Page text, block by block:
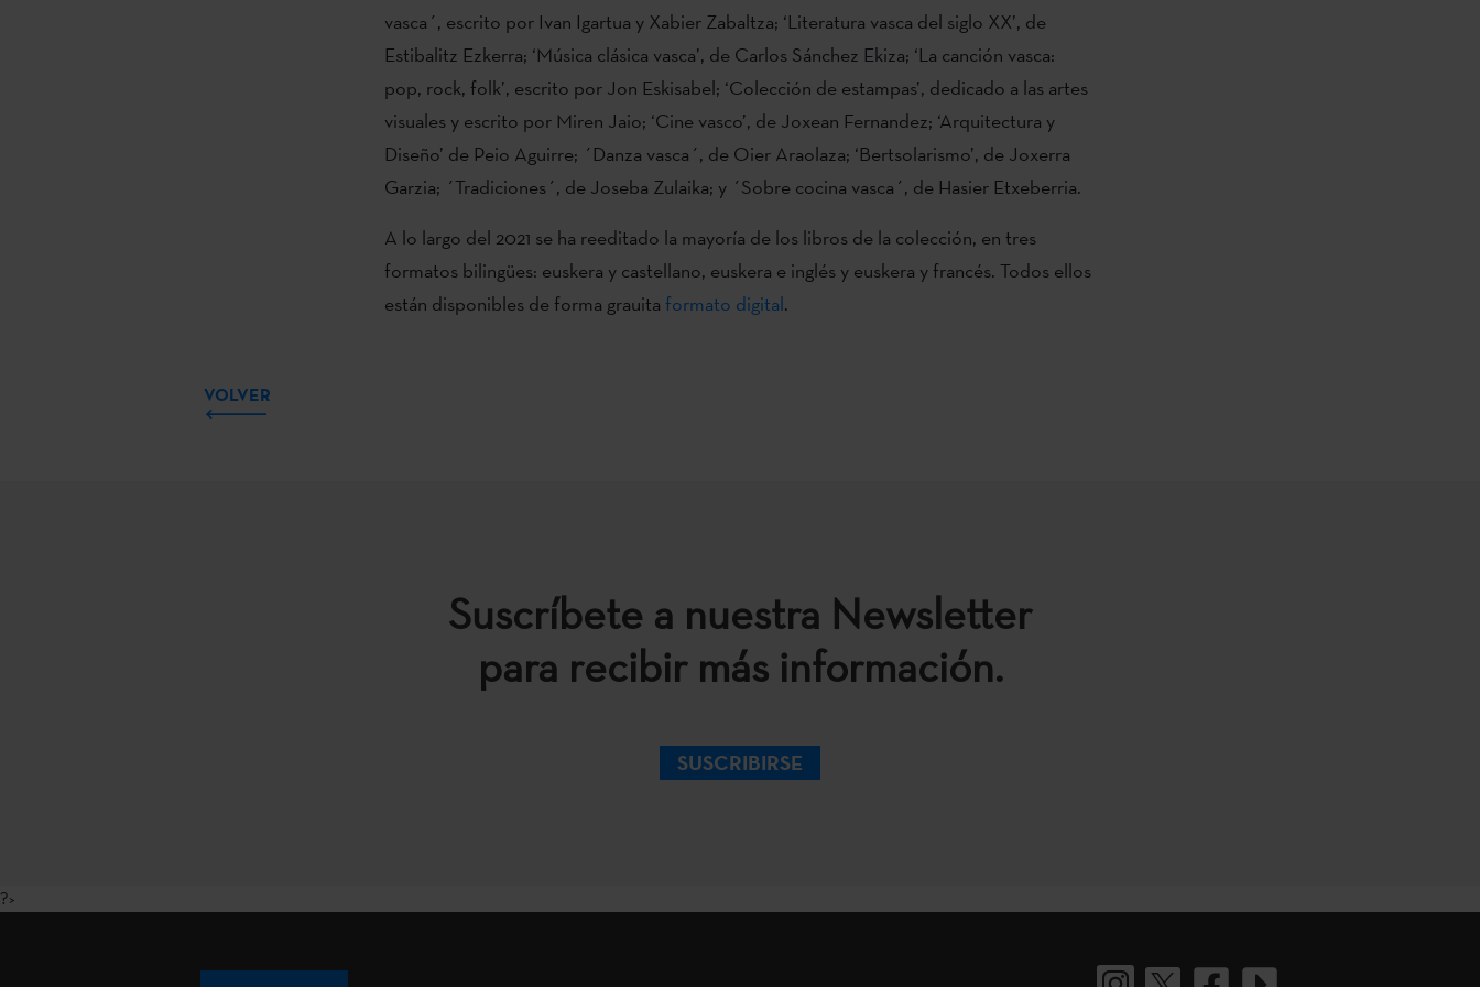
vasca´, escrito por Ivan Igartua y Xabier Zabaltza; ‘Literatura vasca del siglo XX’, de
Estibalitz Ezkerra; ‘Música clásica vasca’, de Carlos Sánchez Ekiza; ‘La canción vasca:
pop, rock, folk’, escrito por Jon Eskisabel; ‘Colección de estampas’, dedicado a las artes
visuales y escrito por Miren Jaio; ‘Cine vasco’, de Joxean Fernandez; ‘Arquitectura y
Diseño’ de Peio Aguirre; ´Danza vasca´, de Oier Araolaza; ‘Bertsolarismo’, de Joxerra
Garzia; ´Tradiciones´, de Joseba Zulaika; y ´Sobre cocina vasca´, de Hasier Etxeberria.
A lo largo del 2021 se ha reeditado la mayoría de los libros de la colección, en tres
formatos bilingües: euskera y castellano, euskera e inglés y euskera y francés. Todos ellos
están disponibles de forma grauita formato digital.
VOLVER
Suscríbete a nuestra Newsletter
para recibir más información.
SUSCRIBIRSE
?>